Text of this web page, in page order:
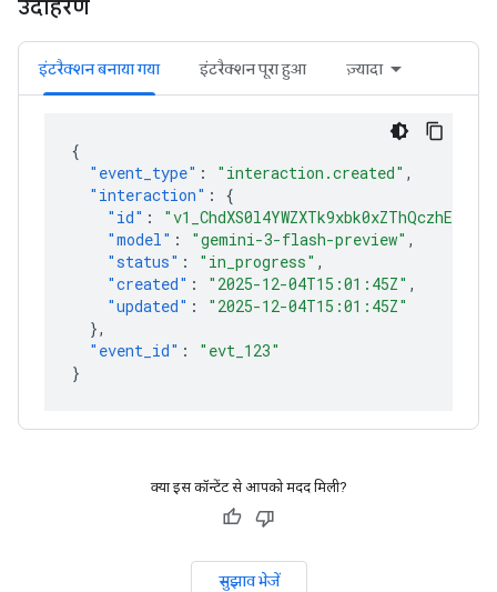
उदाहरण
इंटरैक्शन बनाया गया इंटरैक्शन पूरा हुआ ज़्यादा
{
"event_type" : "interaction.created" ,
"interaction" :
{
"id" :
"model" : "gemini-3-flash-preview" ,
"status" : "in_progress" ,
"created" : "2025-12-04T15:01:45Z" ,
"updated" :
"2025-12-04T15:01:45Z"
},
"event_id" :
"evt_123"
}
क्या इस कॉन्टेंट से आपको मदद मिली?
सुझाव भेजें